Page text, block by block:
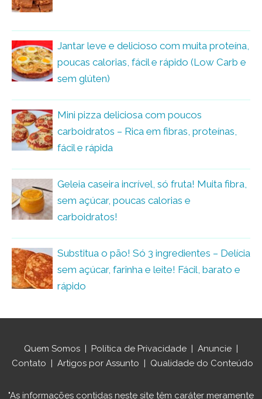
Jantar leve e delicioso com muita proteína,
poucas calorias, fácil e rápido (Low Carb e
sem glúten)
Mini pizza deliciosa com poucos
carboidratos – Rica em fibras, proteínas,
fácil e rápida
Geleia caseira incrível, só fruta! Muita fibra,
sem açúcar, poucas calorias e
carboidratos!
Substitua o pão! Só 3 ingredientes – Delícia
sem açúcar, farinha e leite! Fácil, barato e
rápido
Quem Somos Política de Privacidade Anuncie
Contato
Artigos por Assunto Qualidade do Conteúdo
"As informações contidas neste site têm caráter meramente